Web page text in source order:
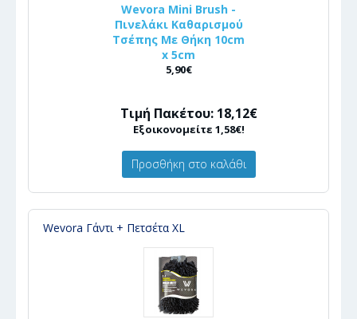
Wevora Mini Brush -
Πινελάκι Καθαρισμού
Τσέπης Με Θήκη 10cm
x 5cm
5,90€
Τιμή Πακέτου: 18,12€
Εξοικονομείτε 1,58€!
Προσθήκη στο καλάθι
Wevora Γάντι + Πετσέτα XL